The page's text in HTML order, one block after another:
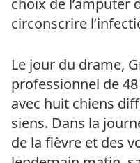
choix de l’amputer
circonscrire
Le jour du drame,
professionnel de
avec huit chiens
siens. Dans la
de la fièvre et des